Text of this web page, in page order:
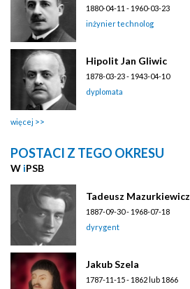
1880-04-11 - 1960-03-23
inżynier technolog
Hipolit Jan Gliwic
1878-03-23 - 1943-04-10
dyplomata
więcej
POSTACI Z TEGO OKRESU
W iPSB
Tadeusz Mazurkiewicz
1887-09-30 - 1968-07-18
dyrygent
Jakub Szela
1787-11-15 - 1862 lub 1866